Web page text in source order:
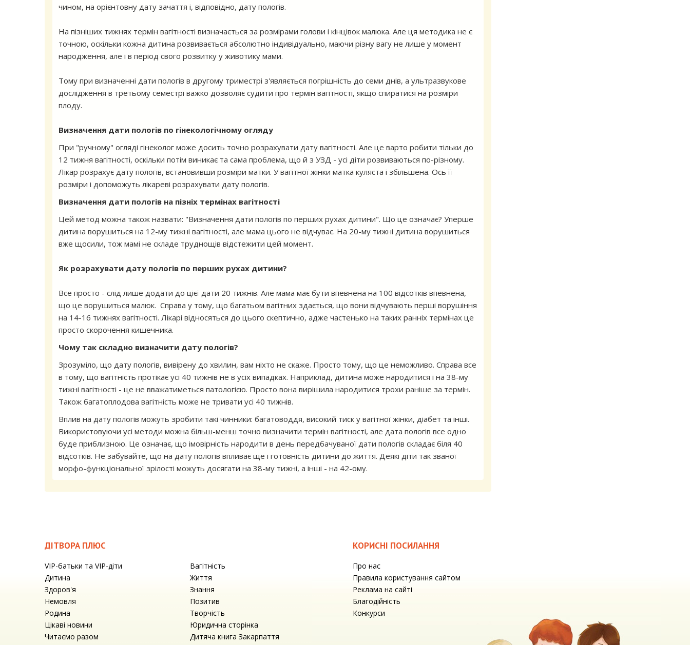
чином, на орієнтовну дату зачаття і, відповідно, дату пологів.
На пізніших тижнях термін вагітності визначається за розмірами голови і кінцівок малюка. Але ця методика не є
точною, оскільки кожна дитина розвивається абсолютно індивідуально, маючи різну вагу не лише у момент
народження, але і в період свого розвитку у животику мами.
Тому при визначенні дати пологів в другому триместрі з'являється погрішність до семи днів, а ультразвукове
дослідження в третьому семестрі важко дозволяє судити про термін вагітності, якщо спиратися на розміри
плоду.
Визначення дати пологів по гінекологічному огляду
При "ручному" огляді гінеколог може досить точно розрахувати дату вагітності. Але це варто робити тільки до
12 тижня вагітності, оскільки потім виникає та сама проблема, що й з УЗД - усі діти розвиваються по-різному.
Лікар розрахує дату пологів, встановивши розміри матки. У вагітної жінки матка куляста і збільшена. Ось її
розміри і допоможуть лікареві розрахувати дату пологів.
Визначення дати пологів на пізніх термінах вагітності
Цей метод можна також назвати: "Визначення дати пологів по перших рухах дитини". Що це означає? Уперше
дитина ворушиться на 12-му тижні вагітності, але мама цього не відчуває. На 20-му тижні дитина ворушиться
вже щосили, тож мамі не складе труднощів відстежити цей момент.
Як розрахувати дату пологів по перших рухах дитини?
Все просто - слід лише додати до цієї дати 20 тижнів. Але мама має бути впевнена на 100 відсотків впевнена,
що це ворушиться малюк. Справа у тому, що багатьом вагітних здається, що вони відчувають перші ворушіння
на 14-16 тижнях вагітності. Лікарі відносяться до цього скептично, адже частенько на таких ранніх термінах це
просто скорочення кишечника.
Чому так складно визначити дату пологів?
Зрозуміло, що дату пологів, вивірену до хвилин, вам ніхто не скаже. Просто тому, що це неможливо. Справа все
в тому, що вагітність протікає усі 40 тижнів не в усіх випадках. Наприклад, дитина може народитися і на 38-му
тижні вагітності - це не вважатиметься патологією. Просто вона вирішила народитися трохи раніше за термін.
Також багатоплодова вагітність може не тривати усі 40 тижнів.
Вплив на дату пологів можуть зробити такі чинники: багатоводдя, високий тиск у вагітної жінки, діабет та інші.
Використовуючи усі методи можна більш-менш точно визначити термін вагітності, але дата пологів все одно
буде приблизною. Це означає, що імовірність народити в день передбачуваної дати пологів складає біля 40
відсотків. Не забувайте, що на дату пологів впливає ще і готовність дитини до життя. Деякі діти так званої
морфо-функціональної зрілості можуть досягати на 38-му тижні, а інші - на 42-ому.
ДІТВОРА ПЛЮС
VIP-батьки та VIP-діти
Вагітність
Дитина
Життя
Здоров'я
Знання
Немовля
Позитив
Родина
Творчість
Цікаві новини
Юридична сторінка
Читаємо разом
Дитяча книга Закарпаття
КОРИСНІ ПОСИЛАННЯ
Про нас
Правила користування сайтом
Реклама на сайті
Благодійність
Конкурси